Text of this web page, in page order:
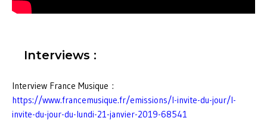
Interviews :
Interview France Musique :
https://www.francemusique.fr/emissions/l-invite-du-jour/l-
invite-du-jour-du-lundi-21-janvier-2019-68541